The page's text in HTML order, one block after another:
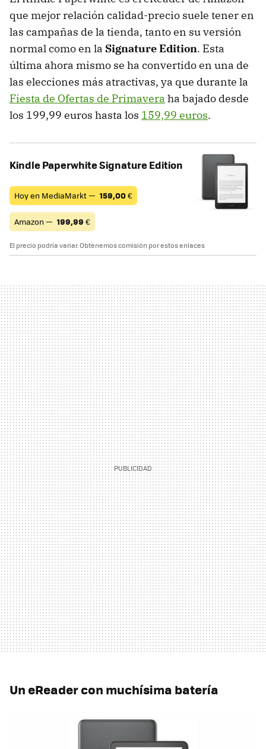
que mejor relación calidad-precio suele tener en
las campañas de la tienda, tanto en su versión
normal como en la Signature Edition. Esta
última ahora mismo se ha convertido en una de
las elecciones más atractivas, ya que durante la
Fiesta de Ofertas de Primavera ha bajado desde
los 199,99 euros hasta los 159,99 euros.
Kindle Paperwhite Signature Edition
Hoy en MediaMarkt — 159,00€
Amazon — 199,99 €
El precio podría variar. Obtenemos comisión por estos enlaces
Un eReader con muchísima batería